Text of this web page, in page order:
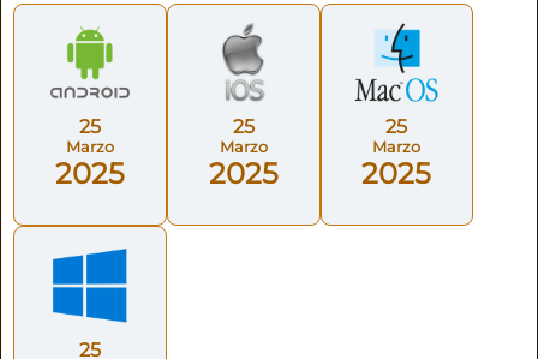
25
Marzo
2025
25
Marzo
2025
25
Marzo
2025
25